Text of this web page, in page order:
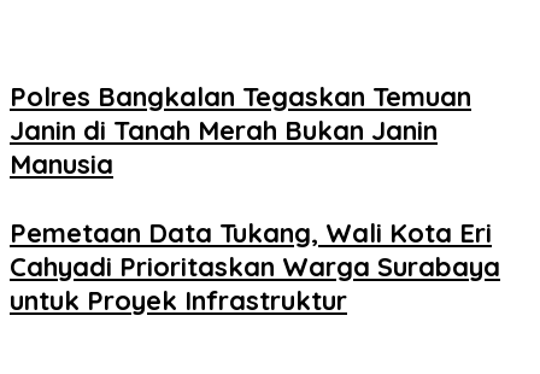
Polres Bangkalan Tegaskan Temuan
Janin di Tanah Merah Bukan Janin
Manusia
Pemetaan Data Tukang, Wali Kota Eri
Cahyadi Prioritaskan Warga Surabaya
untuk Proyek Infrastruktur